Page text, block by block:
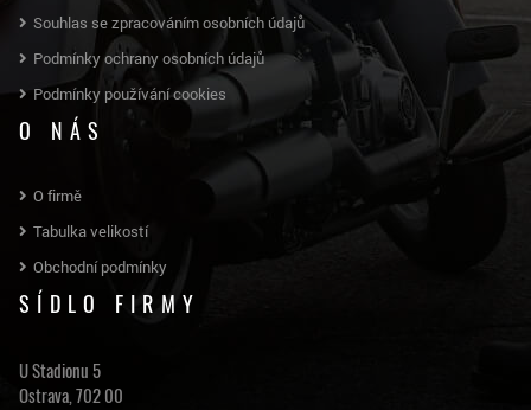
Souhlas se zpracováním osobních údajů
Podmínky ochrany osobních údajů
Podmínky používání cookies
O NÁS
O firmě
Tabulka velikostí
Obchodní podmínky
SÍDLO FIRMY
U Stadionu 5
Ostrava, 702 00